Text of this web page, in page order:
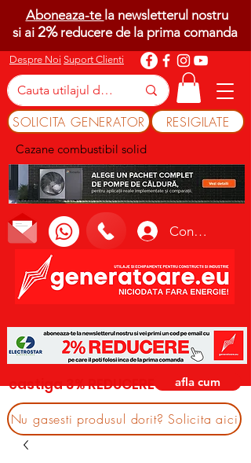
Despre Noi Suport Clienti
SOLICITA GENERATOR RESIGILATE
Cazane combustibil solid
Conectează-te
Aboneaza-te la newsletterul nostru
si ai 2%reducere de la prima comanda
castiga 3% REDUCERE afla cum
Nu gasesti produsul dorit? Solicita aici